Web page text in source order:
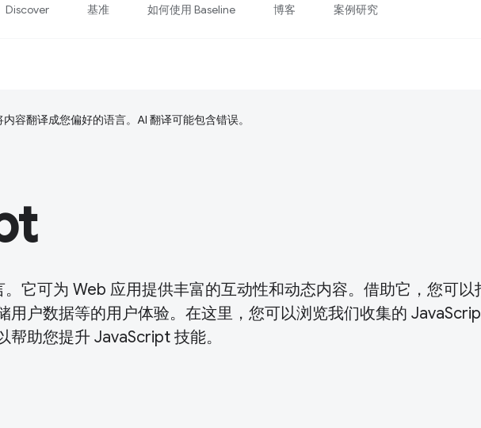
Discover 基准 如何使用 Baseline 博客 案例研究
容翻译成您偏好的语言。AI 翻译可能包含错误。
它可为 Web 应用提供丰富的互动性和动态内容。借助它，您可以
用户数据等的用户体验。在这里，您可以浏览我们收集的
助您提升 JavaScript 技能。